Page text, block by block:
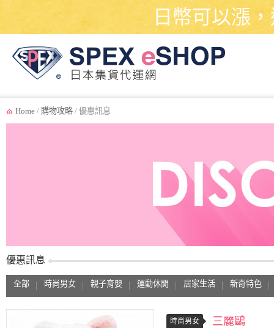
日幣可以漲
Home / 購物攻略 / 優惠訊息
優惠訊息
全部 時尚男女 親子育嬰 運動休閒 居家生活 新奇特色
時尚男女 三麗鷗